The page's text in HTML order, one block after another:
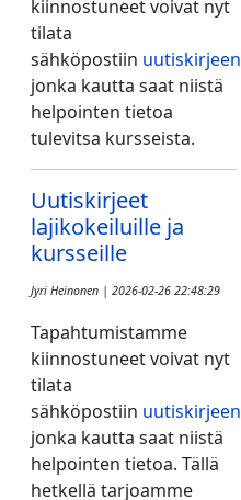
kiinnostuneet voivat nyt
tilata
sähköpostiin uutiskirjeen
jonka kautta saat niistä
helpointen tietoa
tulevitsa kursseista.
Uutiskirjeet
lajikokeiluille ja
kursseille
Jyri Heinonen | 2026-02-26 22:48:29
Tapahtumistamme
kiinnostuneet voivat nyt
tilata
sähköpostiin uutiskirjeen
jonka kautta saat niistä
helpointen tietoa. Tällä
hetkellä tarjoamme